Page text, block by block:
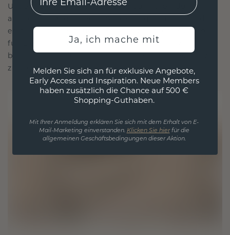
Unsere Designphilosophie ist auf Verbindung
ausgelegt, wobei jedes Stück so gestaltet ist, dass
es die Zeit überdauert. Es wird zu Ihrem Symbol
für Liebe und wertvolle Momente, das dazu
bestimmt ist, für immer getragen und geschätzt
zu werden.
Ja, ich mache mit
Melden Sie sich an für exklusive Angebote,
Early Access und Inspiration. Neue Members
haben zusätzlich die Chance auf 500 €
Shopping-Guthaben.
Mit Ihrer Anmeldung erklären Sie sich mit dem Erhalt von E-
Mail-Marketing einverstanden. Klicken Sie hierfür die
allgemeinen Geschäftsbedingungen dieser Aktion.